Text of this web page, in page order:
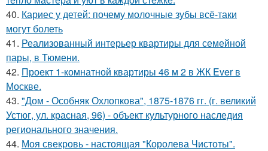
40. Кариес у детей: почему молочные зубы всё-таки
могут болеть
41. Реализованный интерьер квартиры для семейной
пары, в Тюмени.
42. Проект 1-комнатной квартиры 46 м 2 в ЖК Ever в
Москве.
43. "Дом - Особняк Охлопкова", 1875-1876 гг. (г. великий
Устюг, ул. красная, 96) - объект культурного наследия
регионального значения.
44. Моя свекровь - настоящая "Королева Чистоты".